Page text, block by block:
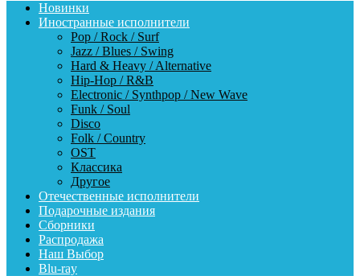
Новинки
Иностранные исполнители
Pop / Rock / Surf
Jazz / Blues / Swing
Hard & Heavy / Alternative
Hip-Hop / R&B
Electronic / Synthpop / New Wave
Funk / Soul
Disco
Folk / Country
OST
Классика
Другое
Отечественные исполнители
Подарочные издания
Сборники
Распродажа
Наш Выбор
Blu-ray